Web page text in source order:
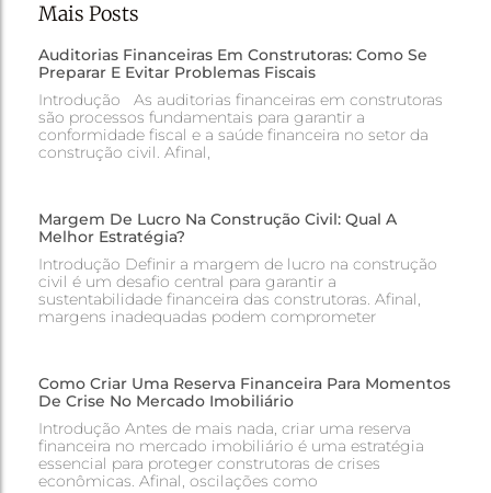
Mais Posts
Auditorias Financeiras Em Construtoras: Como Se
Preparar E Evitar Problemas Fiscais
Introdução As auditorias financeiras em construtoras
são processos fundamentais para garantir a
conformidade fiscal e a saúde financeira no setor da
construção civil. Afinal,
Margem De Lucro Na Construção Civil: Qual A
Melhor Estratégia?
Introdução Definir a margem de lucro na construção
civil é um desafio central para garantir a
sustentabilidade financeira das construtoras. Afinal,
margens inadequadas podem comprometer
Como Criar Uma Reserva Financeira Para Momentos
De Crise No Mercado Imobiliário
Introdução Antes de mais nada, criar uma reserva
financeira no mercado imobiliário é uma estratégia
essencial para proteger construtoras de crises
econômicas. Afinal, oscilações como